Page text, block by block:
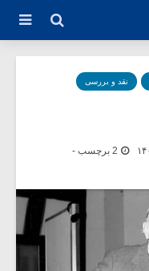
نقد و بررسی
2 برچسب -